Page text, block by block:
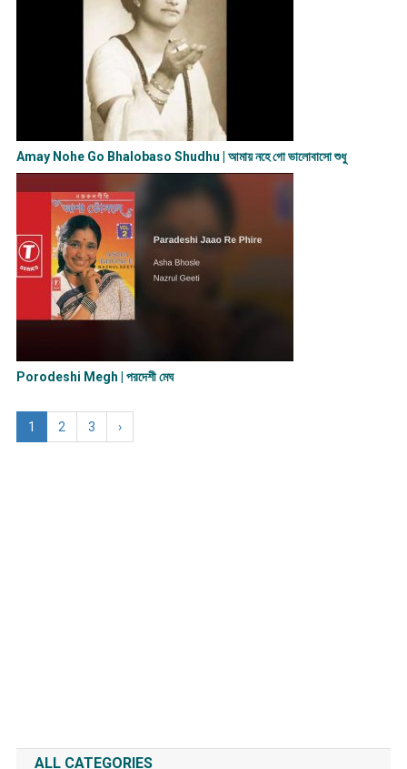
Amay Nohe Go Bhalobaso Shudhu | আমায় নহে গো ভালোবাসো শুধু
Porodeshi Megh | পরদেশী মেঘ
1 2 3 ›
ALL CATEGORIES